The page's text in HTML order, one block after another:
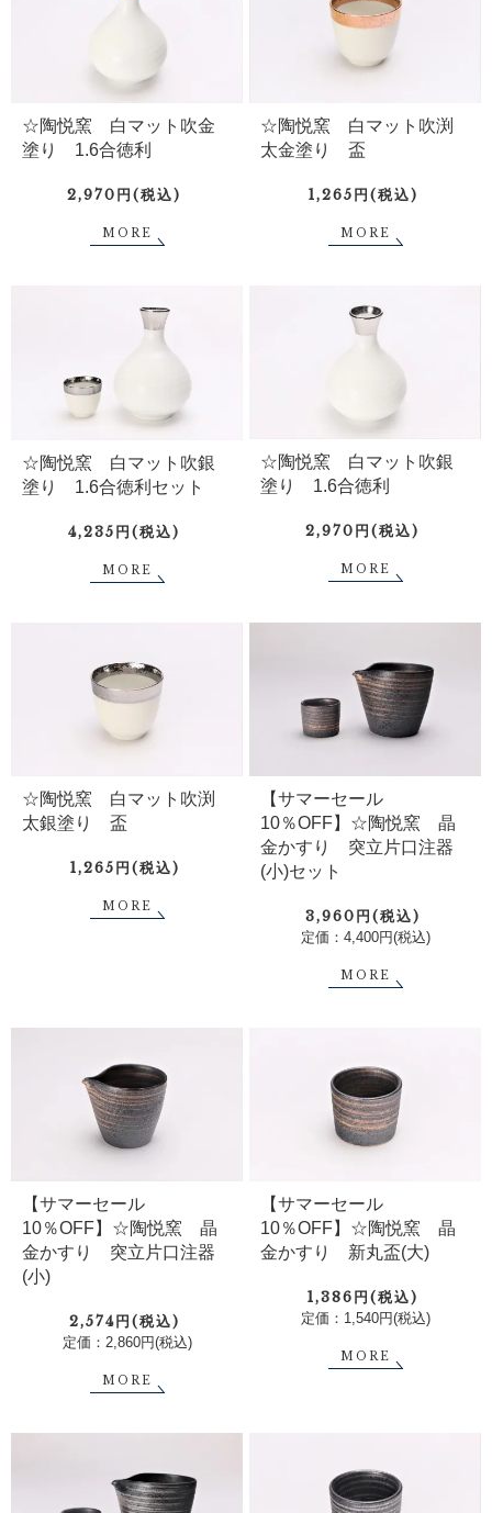
☆陶悦窯 白マット吹金
塗り 1.6合徳利
2,970円(税込)
MORE
☆陶悦窯 白マット吹渕
太金塗り 盃
1,265円(税込)
MORE
☆陶悦窯 白マット吹銀
塗り 1.6合徳利セット
4,235円(税込)
MORE
☆陶悦窯 白マット吹銀
塗り 1.6合徳利
2,970円(税込)
MORE
☆陶悦窯 白マット吹渕
太銀塗り 盃
1,265円(税込)
MORE
【サマーセール
10％OFF】☆陶悦窯 晶
金かすり 突立片口注器
(小)セット
3,960円(税込)
定価：4,400円(税込)
MORE
【サマーセール
10％OFF】☆陶悦窯 晶
金かすり 突立片口注器
(小)
2,574円(税込)
定価：2,860円(税込)
MORE
【サマーセール
10％OFF】☆陶悦窯 晶
金かすり 新丸盃(大)
1,386円(税込)
定価：1,540円(税込)
MORE